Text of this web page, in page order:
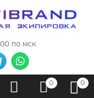
по мск
0 0